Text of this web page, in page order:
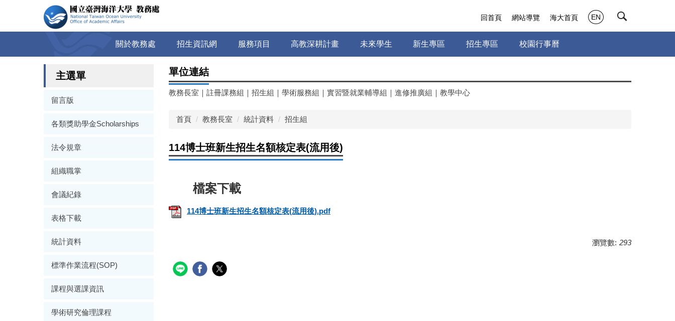
關於教務處 招生資訊網 服務項目 高教深耕計畫 未來學生 新生專區 招生專區 校園行事曆
回首頁 網站導覽 海大首頁 EN
主選單
留言版
各類獎助學金Scholarships
法令規章
組織職掌
會議紀錄
表格下載
統計資料
標準作業流程(SOP)
課程與選課資訊
學術研究倫理課程
單位連結
教務長室 ｜ 註冊課務組 ｜ 招生組 ｜ 學術服務組 ｜ 實習暨就業輔導組 ｜ 進修推廣組 ｜ 教學中心
首頁 教務長室 統計資料 招生組
114博士班新生招生名額核定表(流用後)
114博士班新生招生名額核定表(流用後).pdf
瀏覽數: 293